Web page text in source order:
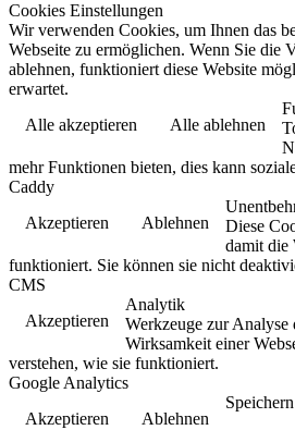
Cookies Einstellungen
Wir verwenden Cookies, um Ihnen das
Webseite zu ermöglichen. Wenn Sie die
ablehnen, funktioniert diese Website
erwartet.
Alle akzeptieren
Alle ablehnen
mehr Funktionen bieten, dies kann
Caddy
Akzeptieren
Ablehnen
Diese
damit die
funktioniert. Sie können sie nicht
CMS
Akzeptieren
Analytik
Werkzeuge zur Analyse
Wirksamkeit einer
verstehen, wie sie funktioniert.
Google Analytics
Akzeptieren
Ablehnen
Speichern